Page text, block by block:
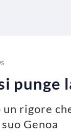
punge
un rigore
Genoa